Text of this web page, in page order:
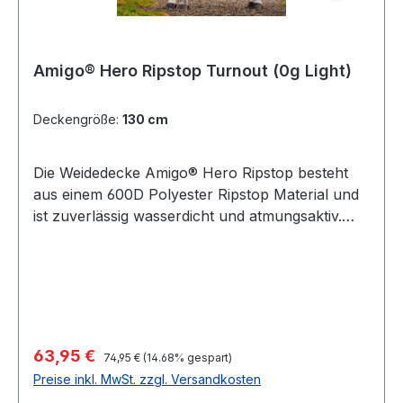
und sorgt für ein stets angenehmes
Amigo® Hero Ripstop Turnout (0g Light)
Deckengröße: 130 cm
Die Weidedecke Amigo® Hero Ripstop besteht
aus einem 600D Polyester Ripstop Material und
ist zuverlässig wasserdicht und atmungsaktiv.
Tragen pflegt. Die Decke bietet eine bequeme
und sichere Passform und ist mit einem geraden
Brustverschluss, Beinausschnitten vorne sowie
Verkaufspreis:
63,95 € Regulärer Preis:
74,95 € (14.68% gespart)
Preise inkl. MwSt. zzgl. Versandkosten